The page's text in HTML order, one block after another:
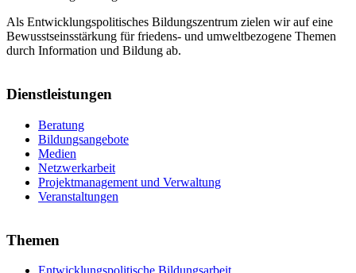
Als Entwicklungspolitisches Bildungszentrum zielen wir auf eine
Bewusstseinsstärkung für friedens- und umweltbezogene Themen
durch Information und Bildung ab.
Dienstleistungen
Beratung
Bildungsangebote
Medien
Netzwerkarbeit
Projektmanagement und Verwaltung
Veranstaltungen
Themen